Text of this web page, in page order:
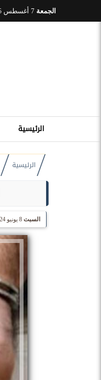
الجمعة
الرئيسية
الرئيسية
السبت 8 يونيو 2024